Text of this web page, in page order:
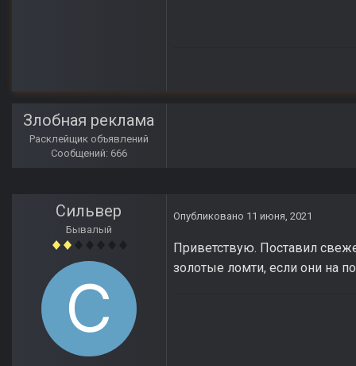
Злобная реклама
Расклейщик объявлений
Сообщений: 666
Сильвер
Бывалый
Опубликовано 11 июня, 2021
Приветствую. Поставил
золотые ломти, если они на